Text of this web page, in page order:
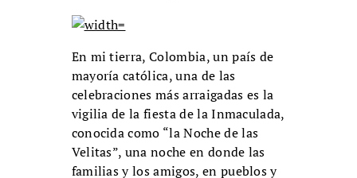
En mi tierra, Colombia, un país de
mayoría católica, una de las
celebraciones más arraigadas es la
vigilia de la fiesta de la Inmaculada,
conocida como “la Noche de las
Velitas”, una noche en donde las
familias y los amigos, en pueblos y